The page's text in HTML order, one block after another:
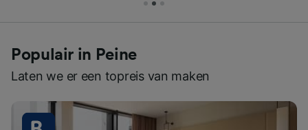
Populair in Peine
Laten we er een topreis van maken